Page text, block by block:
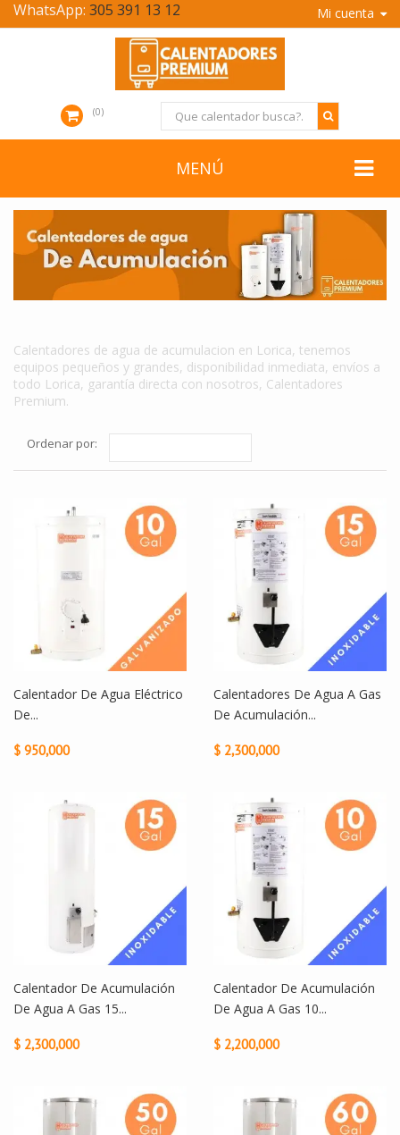
Mi cuenta
WhatsApp: 305 391 13 12
0
MENÚ
Calentadores de agua de acumulacion en Lorica, tenemos
equipos pequeños y grandes, disponibilidad inmediata, envíos a
todo Lorica, garantía directa con nosotros, Calentadores
Premium.
Ordenar por:
Calentador De Agua Eléctrico
De...
$ 950,000
Calentadores De Agua A Gas
De Acumulación...
$ 2,300,000
Calentador De Acumulación
De Agua A Gas 15...
$ 2,300,000
Calentador De Acumulación
De Agua A Gas 10...
$ 2,200,000